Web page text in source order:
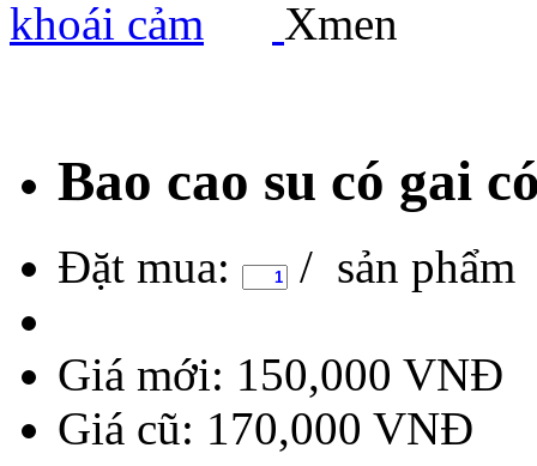
Bao cao su có gai
Đặt mua: / sản phẩm
Giá mới: 150,000 VNĐ
Giá cũ: 170,000 VNĐ